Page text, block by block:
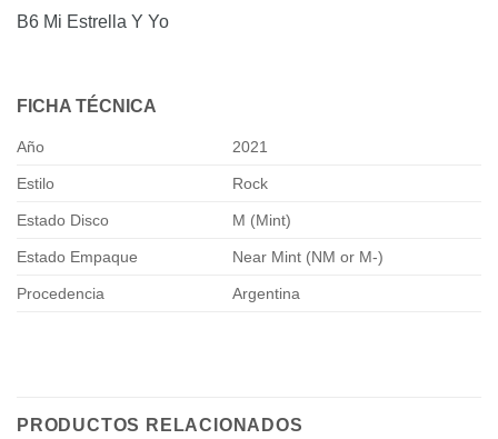
B6 Mi Estrella Y Yo
FICHA TÉCNICA
Año 2021
Estilo Rock
Estado Disco M (Mint)
Estado Empaque Near Mint (NM or M-)
Procedencia Argentina
PRODUCTOS RELACIONADOS